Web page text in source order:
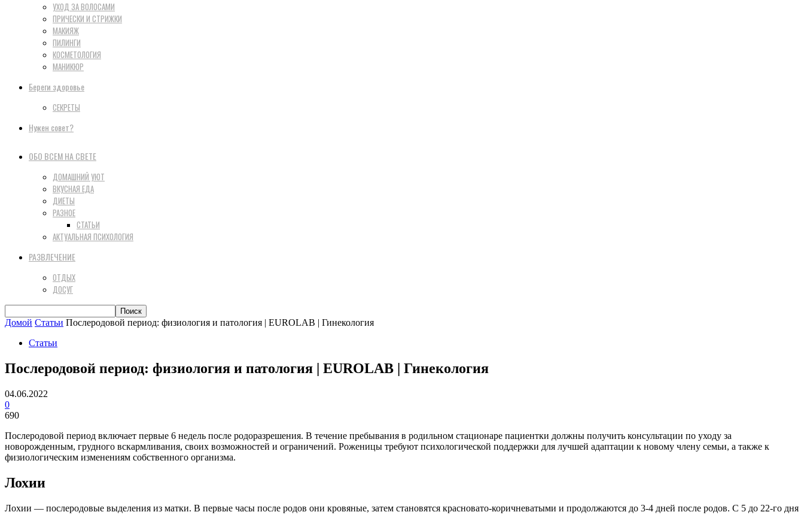
УХОД ЗА ВОЛОСАМИ
ПРИЧЕСКИ И СТРИЖКИ
МАКИЯЖ
ПИЛИНГИ
КОСМЕТОЛОГИЯ
МАНИКЮР
Береги здоровье
СЕКРЕТЫ
Нужен совет?
ОБО ВСЕМ НА СВЕТЕ
ДОМАШНИЙ УЮТ
ВКУСНАЯ ЕДА
ДИЕТЫ
РАЗНОЕ
СТАТЬИ
АКТУАЛЬНАЯ ПСИХОЛОГИЯ
РАЗВЛЕЧЕНИЕ
ОТДЫХ
ДОСУГ
Домой Статьи Послеродовой период: физиология и патология | EUROLAB | Гинекология
Статьи
Послеродовой период: физиология и патология | EUROLAB | Гинекология
04.06.2022
0
690
Послеродовой период включает первые 6 недель после родоразрешения. В течение пребывания в родильном стационаре пациентки должны получить консультации по уходу за
новорожденным, грудного вскармливания, своих возможностей и ограничений. Роженицы требуют психологической поддержки для лучшей адаптации к новому члену семьи, а также к
физиологическим изменениям собственного организма.
Лохии
Лохии — послеродовые выделения из матки. В первые часы после родов они кровяные, затем становятся красновато-коричневатыми и продолжаются до 3-4 дней после родов. С 5 до 22-го дня